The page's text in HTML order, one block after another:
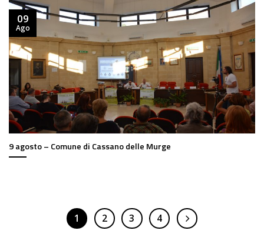
9 agosto – Comune di Cassano delle Murge
09
Ago
1 2 3 4